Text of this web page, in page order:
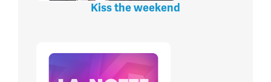
Kiss the weekend